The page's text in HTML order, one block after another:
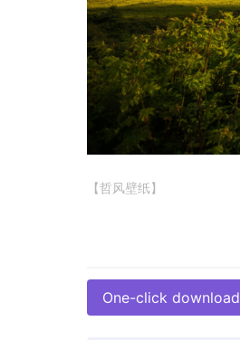
【哲风壁纸】
One-click download